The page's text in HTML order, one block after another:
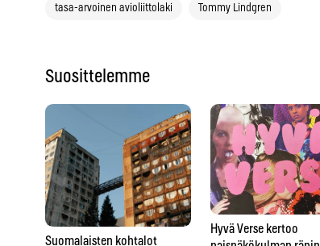
tasa-arvoinen avioliittolaki Tommy Lindgren
Suosittelemme
Suomalaisten kohtalot
Hyvä Verse kertoo